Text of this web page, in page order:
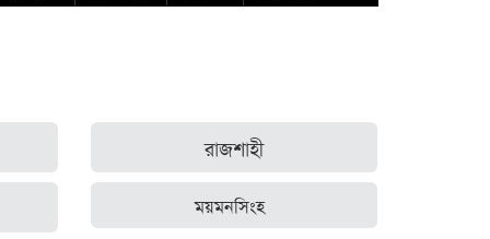
রাজশাহী
ময়মনসিংহ